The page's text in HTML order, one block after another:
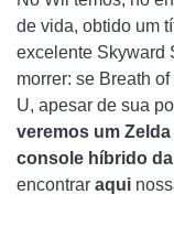
de vida, obtido um
excelente Skyward
morrer: se Breath
U, apesar de sua
veremos um
console híbrido
encontrar aqui